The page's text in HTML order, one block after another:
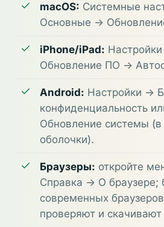
macOS: Системные
Основные ->
iPhone/iPad:
Обновление ПО ->
Android: Настройки ->
конфиденциальность
Обновление системы (в
оболочки).
Браузеры: откройте
Справка -> О браузере;
современных
проверяют и